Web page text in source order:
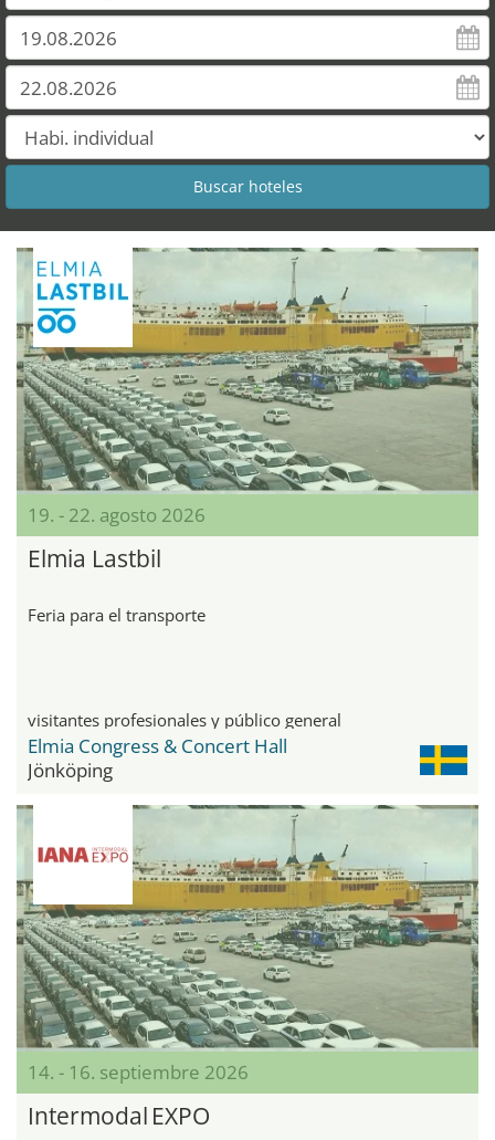
19. - 22. agosto 2026
Elmia Lastbil
Feria para el transporte
visitantes profesionales y público general
Elmia Congress & Concert Hall
Jönköping
14. - 16. septiembre 2026
Intermodal EXPO